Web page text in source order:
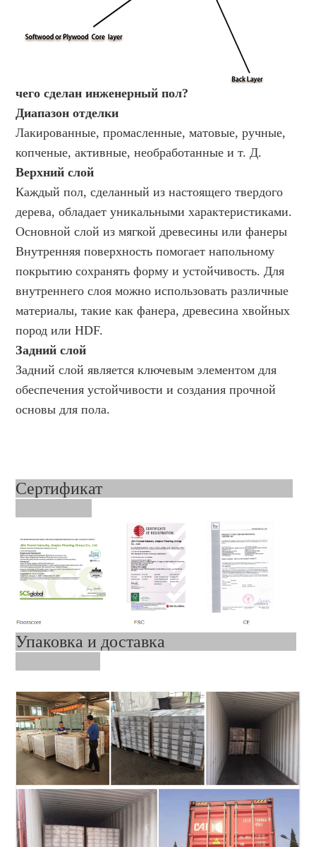
чего сделан инженерный пол?
Диапазон отделки
Лакированные, промасленные, матовые, ручные,
копченые, активные, необработанные и т. Д.
Верхний слой
Каждый пол, сделанный из настоящего твердого
дерева, обладает уникальными характеристиками.
Основной слой из мягкой древесины или фанеры
Внутренняя поверхность помогает напольному
покрытию сохранять форму и устойчивость. Для
внутреннего слоя можно использовать различные
материалы, такие как фанера, древесина хвойных
пород или HDF.
Задний слой
Задний слой является ключевым элементом для
обеспечения устойчивости и создания прочной
основы для пола.
Сертификат
Упаковка и доставка